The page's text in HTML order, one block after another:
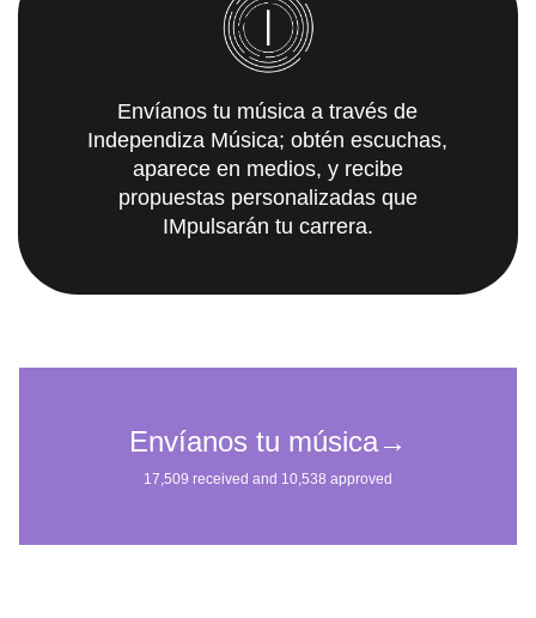
Envíanos tu música a través de
Independiza Música; obtén escuchas,
aparece en medios, y recibe
propuestas personalizadas que
IMpulsarán tu carrera.